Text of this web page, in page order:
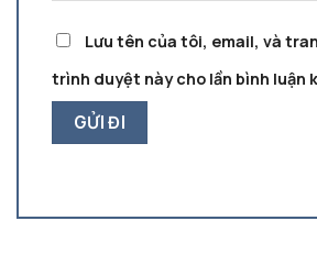
Lưu tên của tôi, email, và
trình duyệt này cho lần bình luận